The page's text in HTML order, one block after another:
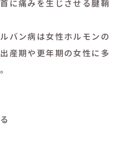
に痛みを生じさせる腱鞘
バン病は女性ホルモンの
産期や更年期の女性に多